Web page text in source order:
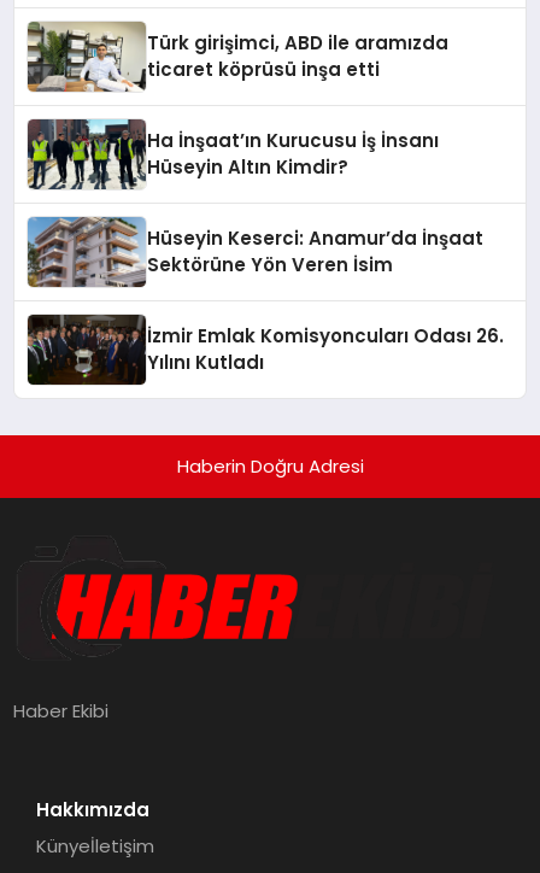
Türk girişimci, ABD ile aramızda
ticaret köprüsü inşa etti
Ha İnşaat’ın Kurucusu İş İnsanı
Hüseyin Altın Kimdir?
Hüseyin Keserci: Anamur’da İnşaat
Sektörüne Yön Veren İsim
İzmir Emlak Komisyoncuları Odası 26.
Yılını Kutladı
Haberin Doğru Adresi
Haber Ekibi
Hakkımızda
Künyeİletişim